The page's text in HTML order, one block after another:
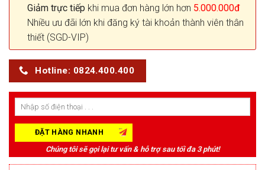
Giảm trực tiếp khi mua đơn hàng lớn hơn 5.000.000đ
Nhiều ưu đãi lớn khi đăng ký tài khoản thành viên thân
thiết (SGD-VIP)
Hotline: 0824.400.400
Chúng tôi sẽ gọi lại tư vấn & hỗ trợ sau tối đa 3 phút!